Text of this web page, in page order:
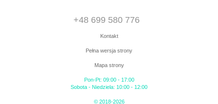
+48 699 580 776
Kontakt
Pełna wersja strony
Mapa strony
Pon-Pt: 09:00 - 17:00
Sobota - Niedziela: 10:00 - 12:00
© 2018-2026